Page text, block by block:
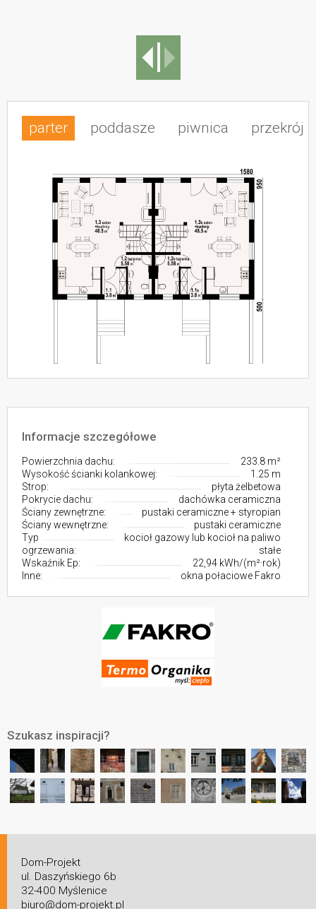
parter poddasze piwnica przekrój
Informacje szczegółowe
Powierzchnia dachu:
233.8 m²
Wysokość ścianki kolankowej:
1.25 m
Strop:
płyta żelbetowa
Pokrycie dachu:
dachówka ceramiczna
Ściany zewnętrzne:
pustaki ceramiczne + styropian
Ściany wewnętrzne:
pustaki ceramiczne
Typ
ogrzewania:
kocioł gazowy lub kocioł na paliwo
stałe
Wskaźnik Ep:
22,94 kWh/(m²·rok)
Inne:
okna połaciowe Fakro
Szukasz inspiracji?
Dom-Projekt
ul. Daszyńskiego 6b
32-400 Myślenice
biuro@dom-projekt.pl